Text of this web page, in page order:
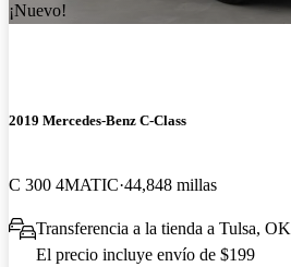
¡Nuevo!
2019 Mercedes-Benz C-Class
C 300 4MATIC 44,848 millas
Transferencia a la tienda a Tulsa, OK
El precio incluye envío de $199